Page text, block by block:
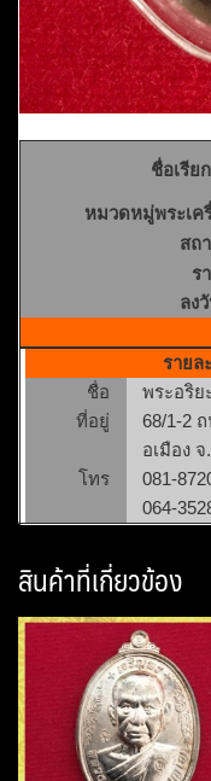
ชื่อเรีย
หมวดหมู่พระเค
สถ
ร
ลง
รายล
ชื่อ
พระอริย
ที่อยู่
68/1-2
อเมือง
โทร
081-
064-
สินค้าที่เกี่ยวข้อง